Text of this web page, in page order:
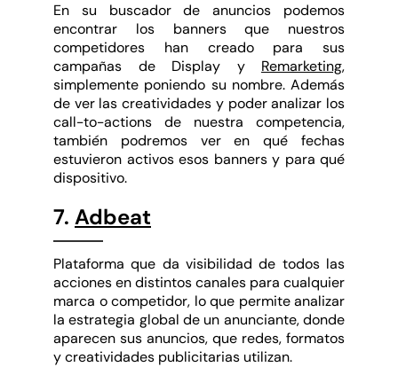
En su buscador de anuncios podemos
encontrar los banners que nuestros
competidores han creado para sus
campañas de Display y Remarketing,
simplemente poniendo su nombre. Además
de ver las creatividades y poder analizar los
call-to-actions de nuestra competencia,
también podremos ver en qué fechas
estuvieron activos esos banners y para qué
dispositivo.
7. Adbeat
Plataforma que da visibilidad de todos las
acciones en distintos canales para cualquier
marca o competidor, lo que permite analizar
la estrategia global de un anunciante, donde
aparecen sus anuncios, que redes, formatos
y creatividades publicitarias utilizan.